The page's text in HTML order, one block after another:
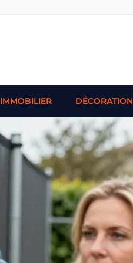
IMMOBILIER DÉCORATION